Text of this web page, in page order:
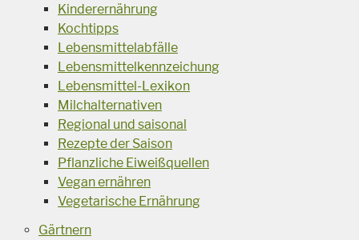
Kinderernährung
Kochtipps
Lebensmittelabfälle
Lebensmittelkennzeichung
Lebensmittel-Lexikon
Milchalternativen
Regional und saisonal
Rezepte der Saison
Pflanzliche Eiweißquellen
Vegan ernähren
Vegetarische Ernährung
Gärtnern